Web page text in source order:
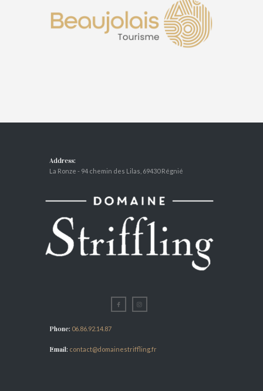
Address:
La Ronze - 94 chemin des Lilas, 69430 Régnié
Phone: 06.86.92.14.87
Email: contact@domainestriffling.fr